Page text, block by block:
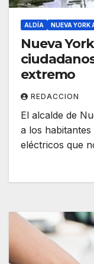
ALDÍA NUEVA YORK
Nueva York
extremo
REDACCION
El alcalde de
a los
eléctricos que